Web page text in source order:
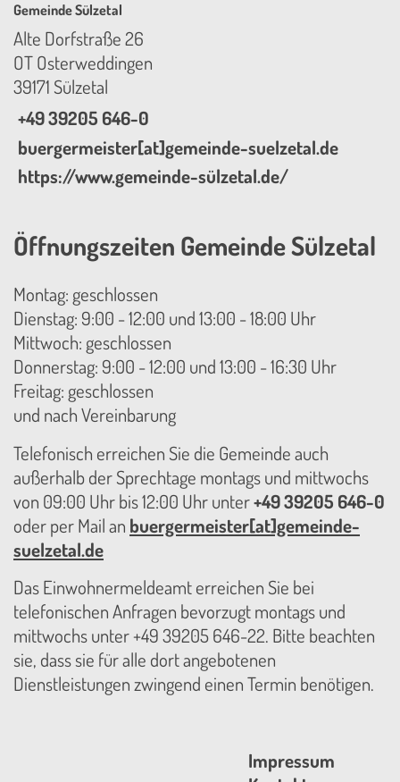
Gemeinde Sülzetal
Alte Dorfstraße 26
OT Osterweddingen
39171 Sülzetal
+49 39205 646-0
buergermeister[at]gemeinde-suelzetal.de
https://www.gemeinde-sülzetal.de/
Öffnungszeiten Gemeinde Sülzetal
Montag: geschlossen
Dienstag: 9:00 - 12:00 und 13:00 - 18:00 Uhr
Mittwoch: geschlossen
Donnerstag: 9:00 - 12:00 und 13:00 - 16:30 Uhr
Freitag: geschlossen
und nach Vereinbarung
Telefonisch erreichen Sie die Gemeinde auch
außerhalb der Sprechtage montags und mittwochs
von 09:00 Uhr bis 12:00 Uhr unter+49 39205 646-0
oder per Mail an buergermeister[at]gemeinde-
suelzetal.de
Das Einwohnermeldeamt erreichen Sie bei
telefonischen Anfragen bevorzugt montags und
mittwochs unter +49 39205 646-22. Bitte beachten
sie, dass sie für alle dort angebotenen
Dienstleistungen zwingend einen Termin benötigen.
Impressum